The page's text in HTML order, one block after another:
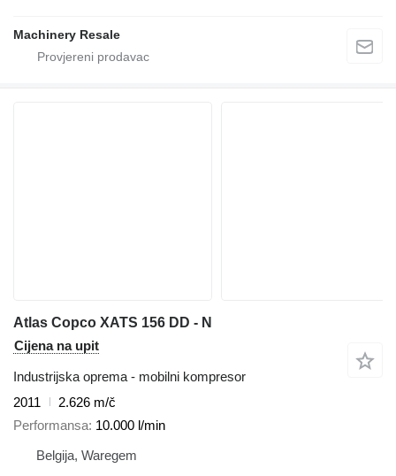
Machinery Resale
Atlas Copco XATS 156 DD - N
Cijena na upit
Industrijska oprema - mobilni kompresor
2011
2.626 m/č
Performansa 10.000 l/min
Belgija, Waregem